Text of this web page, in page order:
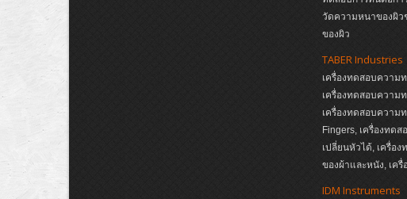
วัดความหนาของผิว
ของผิว
TABER Industries
เครื่องทดสอบความ
เครื่องทดสอบความ
เครื่องทดสอบความ
Fingers, เครื่องทด
เปลี่ยนหัวได้, เครื่อ
ของผ้าและหนัง, เครื่
IDM Instruments